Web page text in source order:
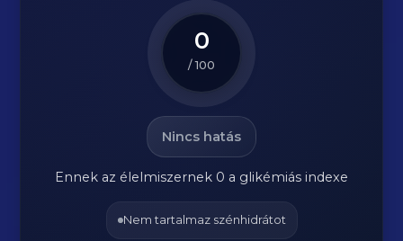
0
/ 100
Nincs hatás
Ennek az élelmiszernek 0 a glikémiás indexe
Nem tartalmaz szénhidrátot